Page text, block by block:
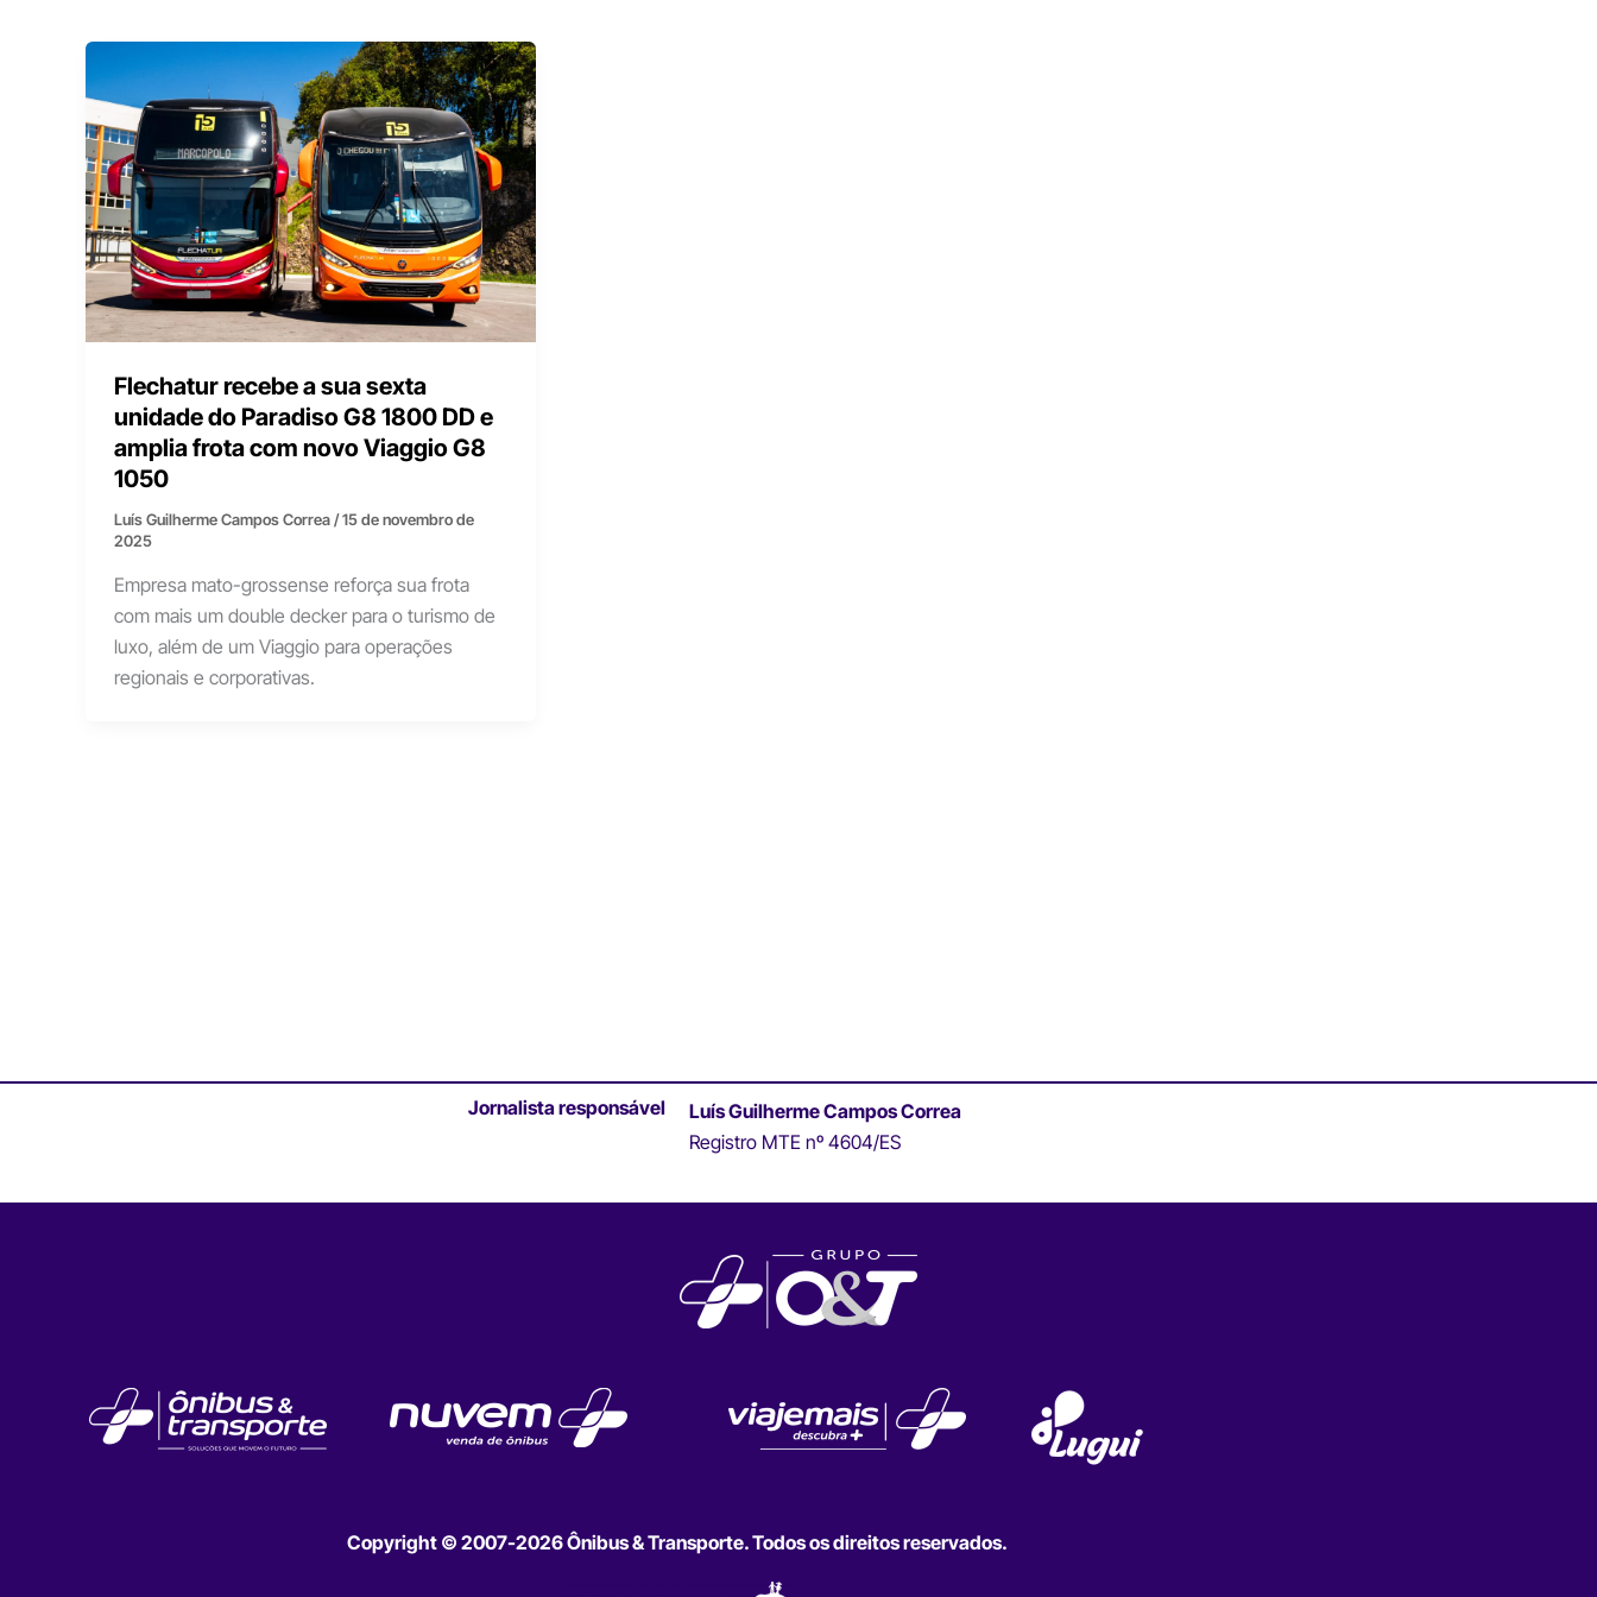
Flechatur recebe a sua sexta
unidade do Paradiso G8 1800 DD e
amplia frota com novo Viaggio G8
1050
Luís Guilherme Campos Correa/15 de novembro de
2025
Empresa mato-grossense reforça sua frota
com mais um double decker para o turismo de
luxo, além de um Viaggio para operações
regionais e corporativas.
Jornalista responsável
Luís Guilherme Campos Correa
Registro MTE nº 4604/ES
Copyright © 2007-2026 Ônibus & Transporte. Todos os direitos reservados.